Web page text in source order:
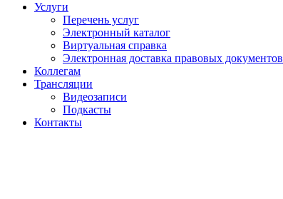
Услуги
Перечень услуг
Электронный каталог
Виртуальная справка
Электронная доставка правовых документов
Коллегам
Трансляции
Видеозаписи
Подкасты
Контакты